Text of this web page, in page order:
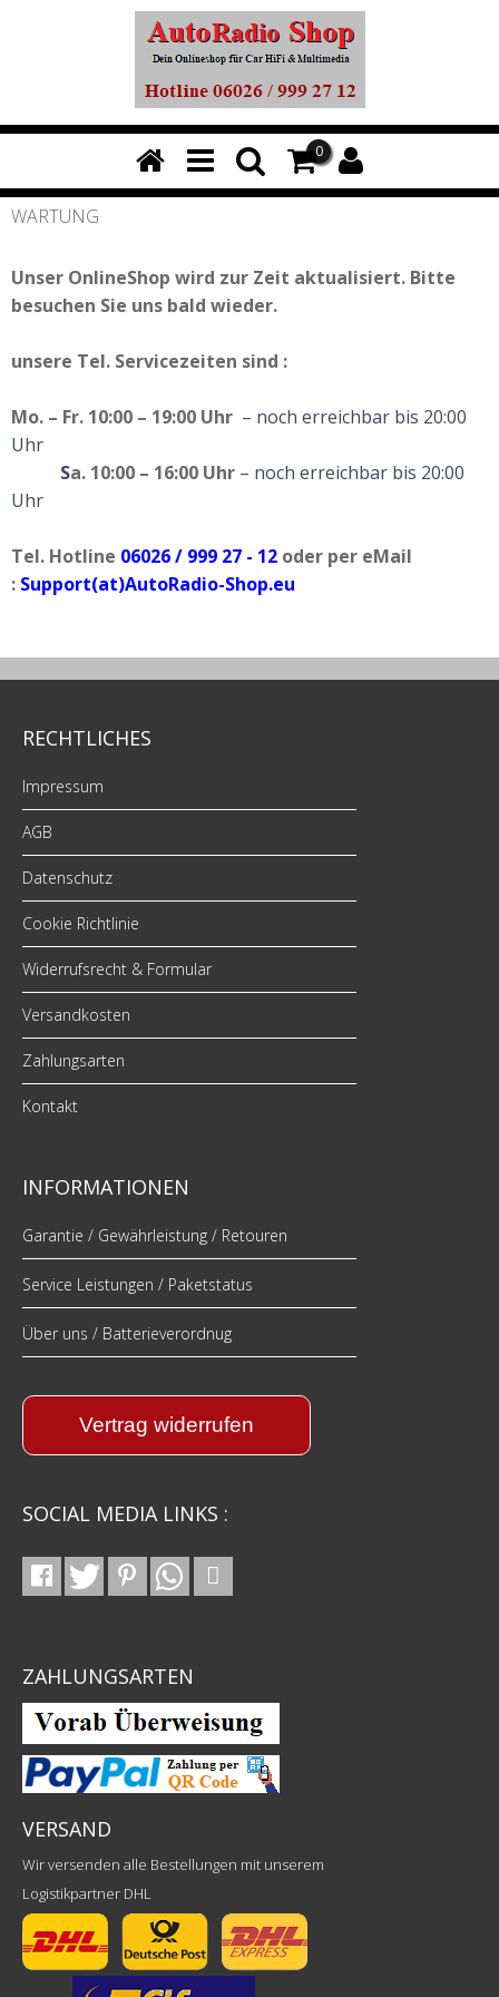
0
WARTUNG
Unser OnlineShop wird zur Zeit aktualisiert. Bitte
besuchen Sie uns bald wieder.
unsere Tel. Servicezeiten sind :
Mo. – Fr. 10:00 – 19:00 Uhr – noch erreichbar bis 20:00
Uhr
Sa. 10:00 – 16:00 Uhr – noch erreichbar bis 20:00
Uhr
Tel. Hotline 06026 / 999 27 - 12 oder per eMail
: Support(at)AutoRadio-Shop.eu
RECHTLICHES
Impressum
AGB
Datenschutz
Cookie Richtlinie
Widerrufsrecht & Formular
Versandkosten
Zahlungsarten
Kontakt
INFORMATIONEN
Garantie / Gewährleistung / Retouren
Service Leistungen / Paketstatus
Über uns / Batterieverordnug
Vertrag widerrufen
SOCIAL MEDIA LINKS :
ZAHLUNGSARTEN
VERSAND
Wir versenden alle Bestellungen mit unserem
Logistikpartner DHL